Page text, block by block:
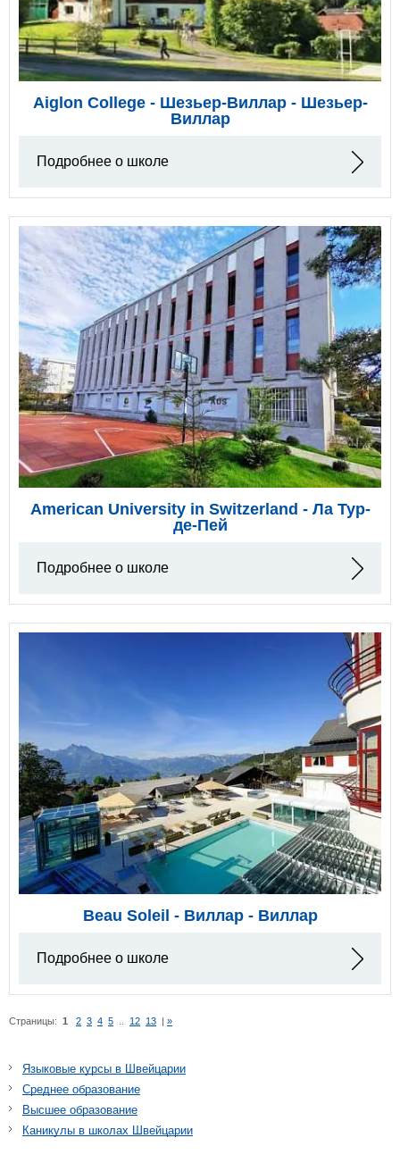
Aiglon College - Шезьер-Виллар - Шезьер-
Виллар
Подробнее о школе
American University in Switzerland - Ла Тур-
де-Пей
Подробнее о школе
Beau Soleil - Виллар - Виллар
Подробнее о школе
Страницы: 1 2 3 4 5 12 13 | »
Языковые курсы в Швейцарии
Среднее образование
Высшее образование
Каникулы в школах Швейцарии